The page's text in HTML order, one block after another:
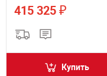
415 325 ₽
Купить